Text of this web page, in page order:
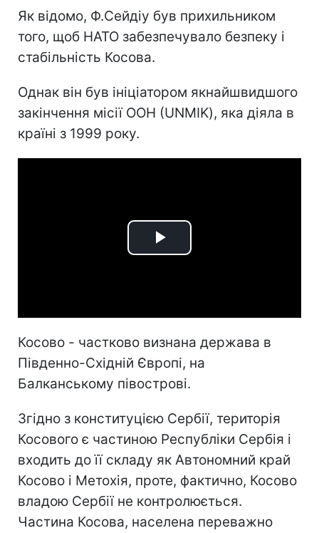
Як відомо, Ф.Сейдіу був прихильником
того, щоб НАТО забезпечувало безпеку і
стабільність Косова.
Однак він був ініціатором якнайшвидшого
закінчення місії ООН (UNMIK), яка діяла в
країні з 1999 року.
Play
Косово - частково визнана держава в
Південно-Східній Європі, на
Балканському півострові.
Згідно з конституцією Сербії, територія
Косового є частиною Республіки Сербія і
входить до її складу як Автономний край
Косово і Метохія, проте, фактично, Косово
владою Сербії не контролюється.
Частина Косова, населена переважно